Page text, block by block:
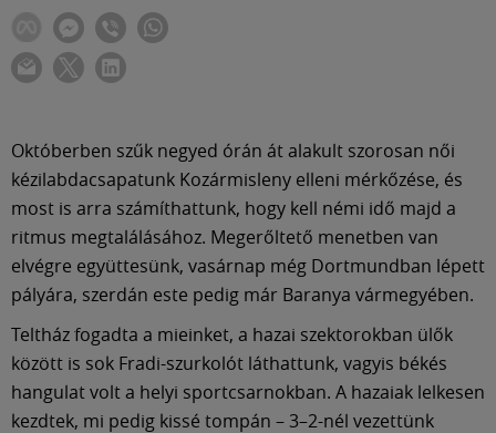
Októberben szűk negyed órán át alakult szorosan női
kézilabdacsapatunk Kozármisleny elleni mérkőzése, és
most is arra számíthattunk, hogy kell némi idő majd a
ritmus megtalálásához. Megerőltető menetben van
elvégre együttesünk, vasárnap még Dortmundban lépett
pályára, szerdán este pedig már Baranya vármegyében.
Teltház fogadta a mieinket, a hazai szektorokban ülők
között is sok Fradi-szurkolót láthattunk, vagyis békés
hangulat volt a helyi sportcsarnokban. A hazaiak lelkesen
kezdtek, mi pedig kissé tompán – 3–2-nél vezettünk
Szolgáltatások
Közösség
Múzeum
English